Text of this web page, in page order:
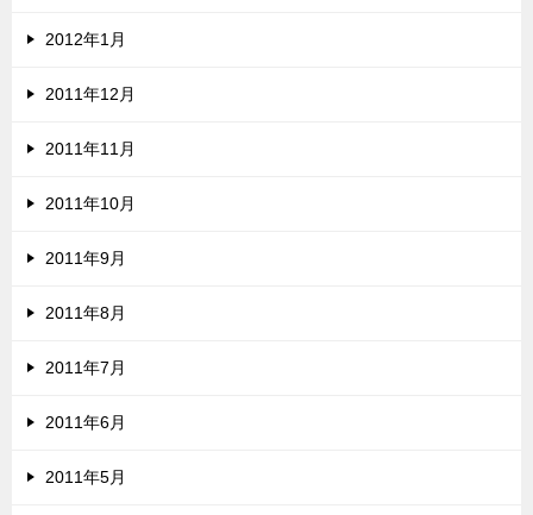
2012年1月
2011年12月
2011年11月
2011年10月
2011年9月
2011年8月
2011年7月
2011年6月
2011年5月